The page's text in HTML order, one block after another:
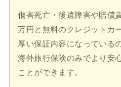
傷害死亡・後遺障害や賠償
万円と無料のクレジットカ
厚い保証内容になっている
海外旅行保険のみでより安
ことができます。